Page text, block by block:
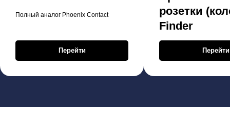
Полный аналог Phoenix Contact
Перейти
розетки
Finder
Перейти